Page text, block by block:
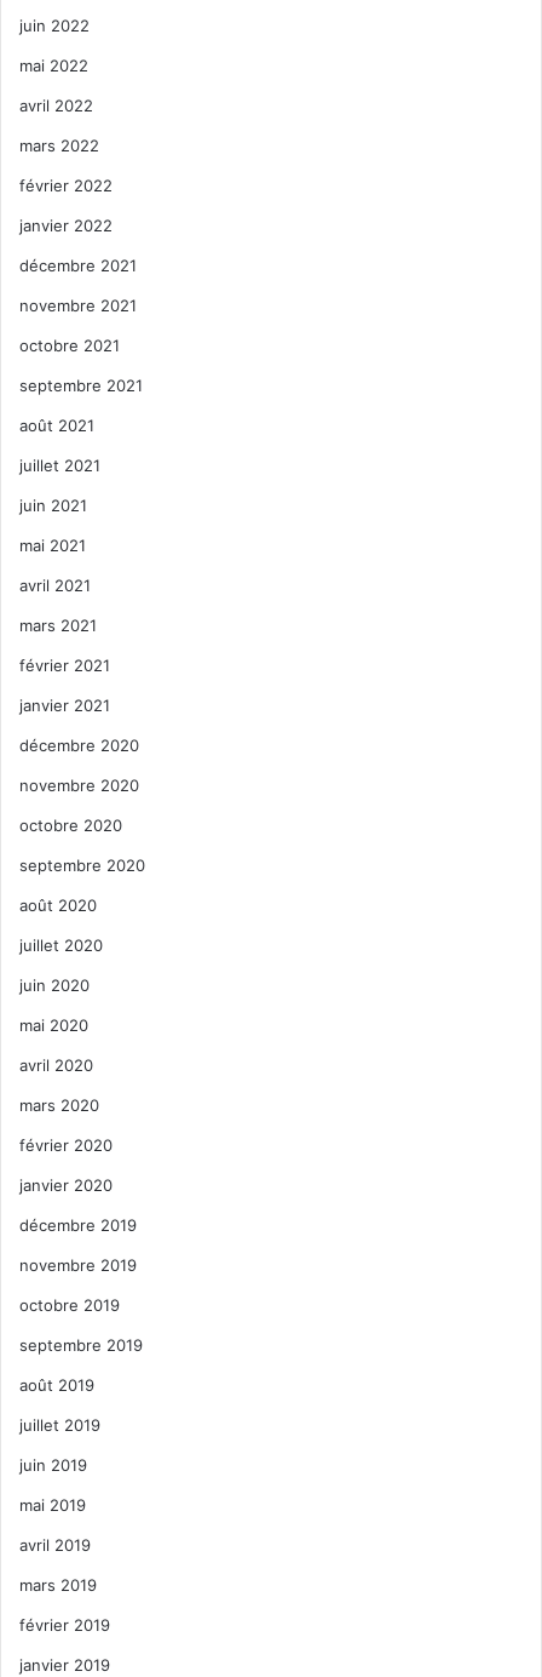
juin 2022
mai 2022
avril 2022
mars 2022
février 2022
janvier 2022
décembre 2021
novembre 2021
octobre 2021
septembre 2021
août 2021
juillet 2021
juin 2021
mai 2021
avril 2021
mars 2021
février 2021
janvier 2021
décembre 2020
novembre 2020
octobre 2020
septembre 2020
août 2020
juillet 2020
juin 2020
mai 2020
avril 2020
mars 2020
février 2020
janvier 2020
décembre 2019
novembre 2019
octobre 2019
septembre 2019
août 2019
juillet 2019
juin 2019
mai 2019
avril 2019
mars 2019
février 2019
janvier 2019